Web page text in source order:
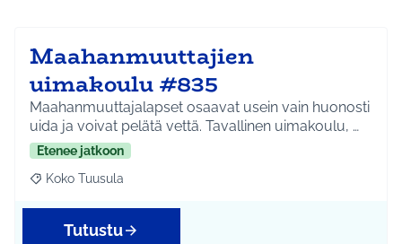
Maahanmuuttajien
uimakoulu #835
Maahanmuuttajalapset osaavat usein vain huonosti
uida ja voivat pelätä vettä. Tavallinen uimakoulu, …
Etenee jatkoon
Rajaa tulokset aihepiirin mukaan: Koko Tuusula
Koko Tuusula
Tutustu